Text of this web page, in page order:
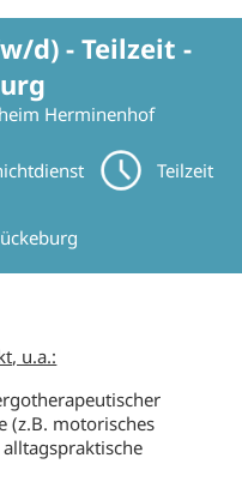
d) - Teilzeit -
Herminenhof
Teilzeit
u.a.:
(z.B. motorisches